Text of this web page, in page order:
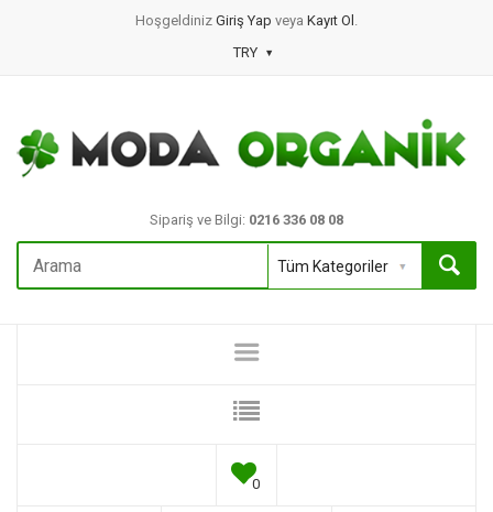
Hoşgeldiniz Giriş Yap veya Kayıt Ol .
TRY
Sipariş ve Bilgi: 0216 336 08 08
0